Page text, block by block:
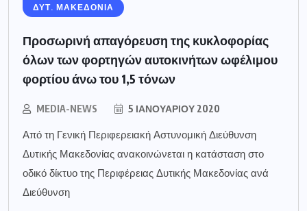
ΔΥΤ. ΜΑΚΕΔΟΝΙΑ
Προσωρινή απαγόρευση της κυκλοφορίας
όλων των φορτηγών αυτοκινήτων ωφέλιμου
φορτίου άνω του 1,5 τόνων
MEDIA-NEWS 5 ΙΑΝΟΥΑΡΊΟΥ 2020
Από τη Γενική Περιφερειακή Αστυνομική Διεύθυνση
Δυτικής Μακεδονίας ανακοινώνεται η κατάσταση στο
οδικό δίκτυο της Περιφέρειας Δυτικής Μακεδονίας ανά
Διεύθυνση